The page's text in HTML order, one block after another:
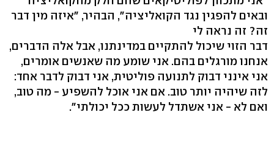
ובאים להפגין נגד הקואליציה", הבהיר, "איזה מין דבר
זה? זה נראה לי
דבר הזוי שיכול להתקיים במדינתנו, אבל אלה הדברים,
אנחנו מורגלים בהם. אני שומע מה שאנשים אומרים,
אני אינני דבוק לתנועה פוליטית, אני דבוק לדבר אחד:
לזה שיהיה יותר טוב. אם אני אוכל להשפיע - מה טוב,
ואם לא - אני אשתדל לעשות ככל יכולתי".